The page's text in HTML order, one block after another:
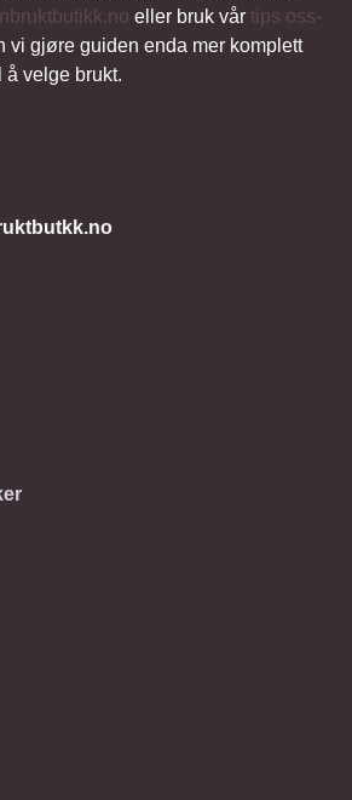
eller bruk vår tips oss-
vi gjøre guiden enda mer komplett
å velge brukt.